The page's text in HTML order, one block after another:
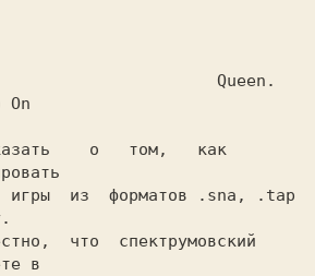
On
о   том,   как
игры  из  форматов
что  спектрумовский
в